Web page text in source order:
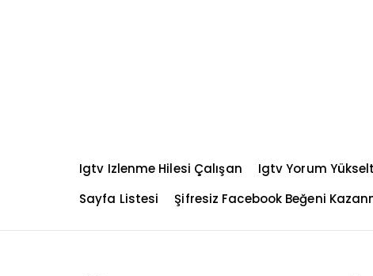
t
Igtv Izlenme Hilesi Çalışan Igtv Yorum
Sayfa Listesi
Şifresiz Facebook Beğeni